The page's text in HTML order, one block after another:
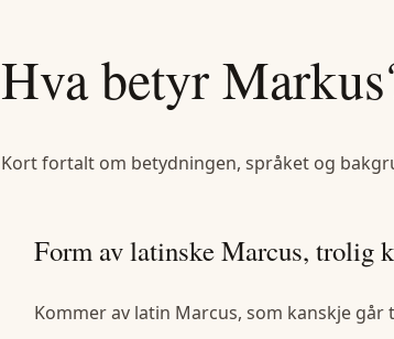
Hva betyrMarkus
Kort fortalt om betydningen, språket og
Form av latinske Marcus, trolig
Kommer av latin Marcus, som kanskje